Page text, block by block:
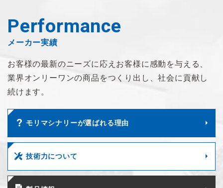
Performance
メーカー実績
お客様の最新のニーズに応え お客様に感動を与える、
業界オンリーワンの商品をつくり出し、社会に貢献し
続けます。
モリマシナリーが選ばれる理由
技術力について